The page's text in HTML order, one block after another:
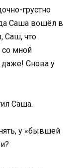
грустно
Саша вошёл в
Саш, что
со мной
даже! Снова у
Саша.
у «бывшей